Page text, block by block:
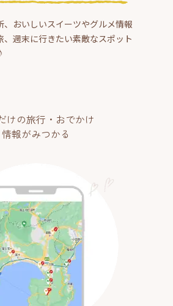
、おいしいスイーツやグルメ情報
、週末に行きたい素敵なスポット
けの旅行・おでかけ
情報がみつかる